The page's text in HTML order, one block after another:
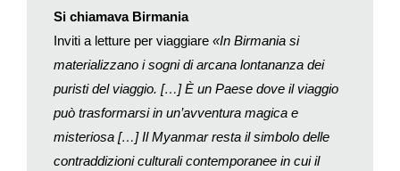
incompatibili con la fragilità del suo ecosistema, queste
carburanti fortemente inquinanti; duecento colossi in
navigazione nei mari europei inquinano più dei
duecentosessanta milioni di automobili circolanti nell’Unione
(dati 2017 relativi agli ossidi di zolfo).
Se il turismo poi è una forma di migrazione temporanea, è
forse inevitabile che finisca per incrociare i flussi migratori del
Si chiamava Birmania
Inviti a letture per viaggiare «In Birmania si
materializzano i sogni di arcana lontananza dei
puristi del viaggio. […] È un Paese dove il viaggio
può trasformarsi in un’avventura magica e
misteriosa […] Il Myanmar resta il simbolo delle
contraddizioni culturali contemporanee in cui il